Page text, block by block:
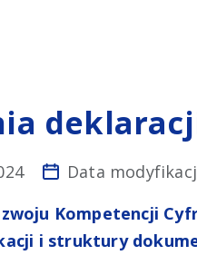
Data
Kompetencji
i struktury